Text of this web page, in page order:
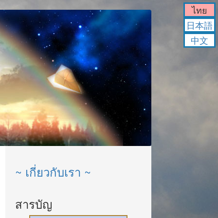
~ เกี่ยวกับเรา ~
สารบัญ
ไทย
日本語
中文